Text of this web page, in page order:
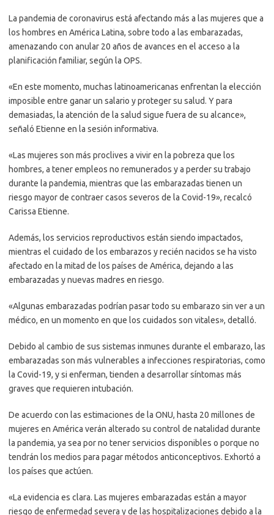
La pandemia de coronavirus está afectando más a las mujeres que a
los hombres en América Latina, sobre todo a las embarazadas,
amenazando con anular 20 años de avances en el acceso a la
planificación familiar, según la OPS.
«En este momento, muchas latinoamericanas enfrentan la elección
imposible entre ganar un salario y proteger su salud. Y para
demasiadas, la atención de la salud sigue fuera de su alcance»,
señaló Etienne en la sesión informativa.
«Las mujeres son más proclives a vivir en la pobreza que los
hombres, a tener empleos no remunerados y a perder su trabajo
durante la pandemia, mientras que las embarazadas tienen un
riesgo mayor de contraer casos severos de la Covid-19», recalcó
Carissa Etienne.
Además, los servicios reproductivos están siendo impactados,
mientras el cuidado de los embarazos y recién nacidos se ha visto
afectado en la mitad de los países de América, dejando a las
embarazadas y nuevas madres en riesgo.
«Algunas embarazadas podrían pasar todo su embarazo sin ver a un
médico, en un momento en que los cuidados son vitales», detalló.
Debido al cambio de sus sistemas inmunes durante el embarazo, las
embarazadas son más vulnerables a infecciones respiratorias, como
la Covid-19, y si enferman, tienden a desarrollar síntomas más
graves que requieren intubación.
De acuerdo con las estimaciones de la ONU, hasta 20 millones de
mujeres en América verán alterado su control de natalidad durante
la pandemia, ya sea por no tener servicios disponibles o porque no
tendrán los medios para pagar métodos anticonceptivos. Exhortó a
los países que actúen.
«La evidencia es clara. Las mujeres embarazadas están a mayor
riesgo de enfermedad severa y de las hospitalizaciones debido a la